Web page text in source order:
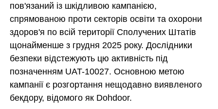
пов'язаний із шкідливою кампанією,
спрямованою проти секторів освіти та охорони
здоров'я по всій території Сполучених Штатів
щонайменше з грудня 2025 року. Дослідники
безпеки відстежують цю активність під
позначенням UAT-10027. Основною метою
кампанії є розгортання нещодавно виявленого
бекдору, відомого як Dohdoor.